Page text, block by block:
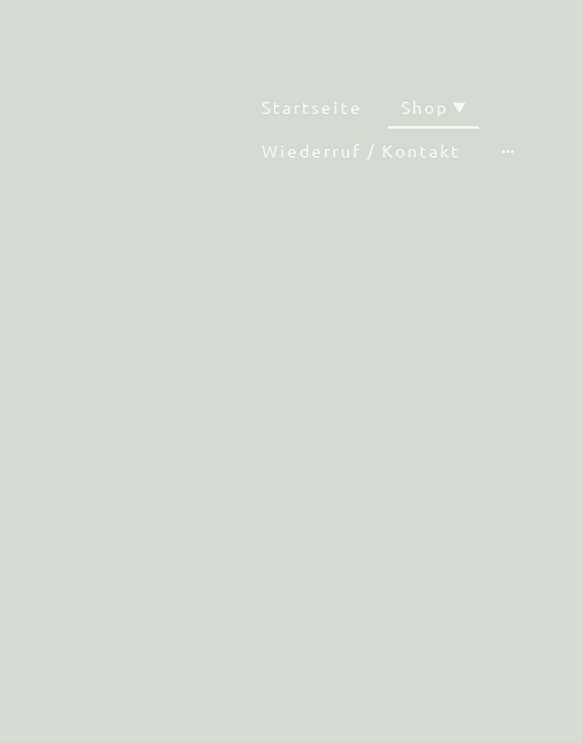
Startseite Shop
Wiederruf / Kontakt